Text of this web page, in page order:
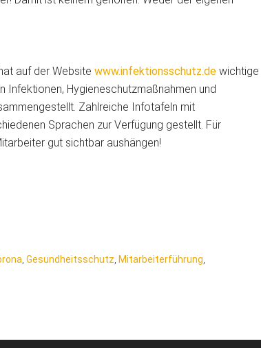
auf der Website www.infektionsschutz.de wichtige
Hygieneschutzmaßnahmen und
Zahlreiche Infotafeln mit
Sprachen zur Verfügung gestellt. Für
gut sichtbar aushängen!
Gesundheitsschutz Mitarbeiterführung